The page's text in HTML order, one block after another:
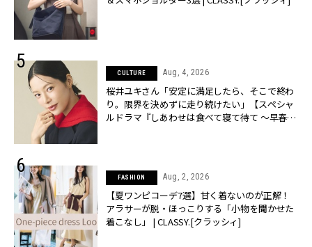
CULTURE Aug, 4, 2026
桜井ユキさん「安定に満足したら、そこで終わ
り。限界を決めずに走り続けたい」【スペシャ
ルドラマ『しあわせは食べて寝て待て ～早春の
FASHION Aug, 2, 2026
【夏ワンピコーデ7選】甘く着ないのが正解！
アラサーが脱・ほっこりする「小物を聞かせた
着こなし」 | CLASSY.[クラッシィ]